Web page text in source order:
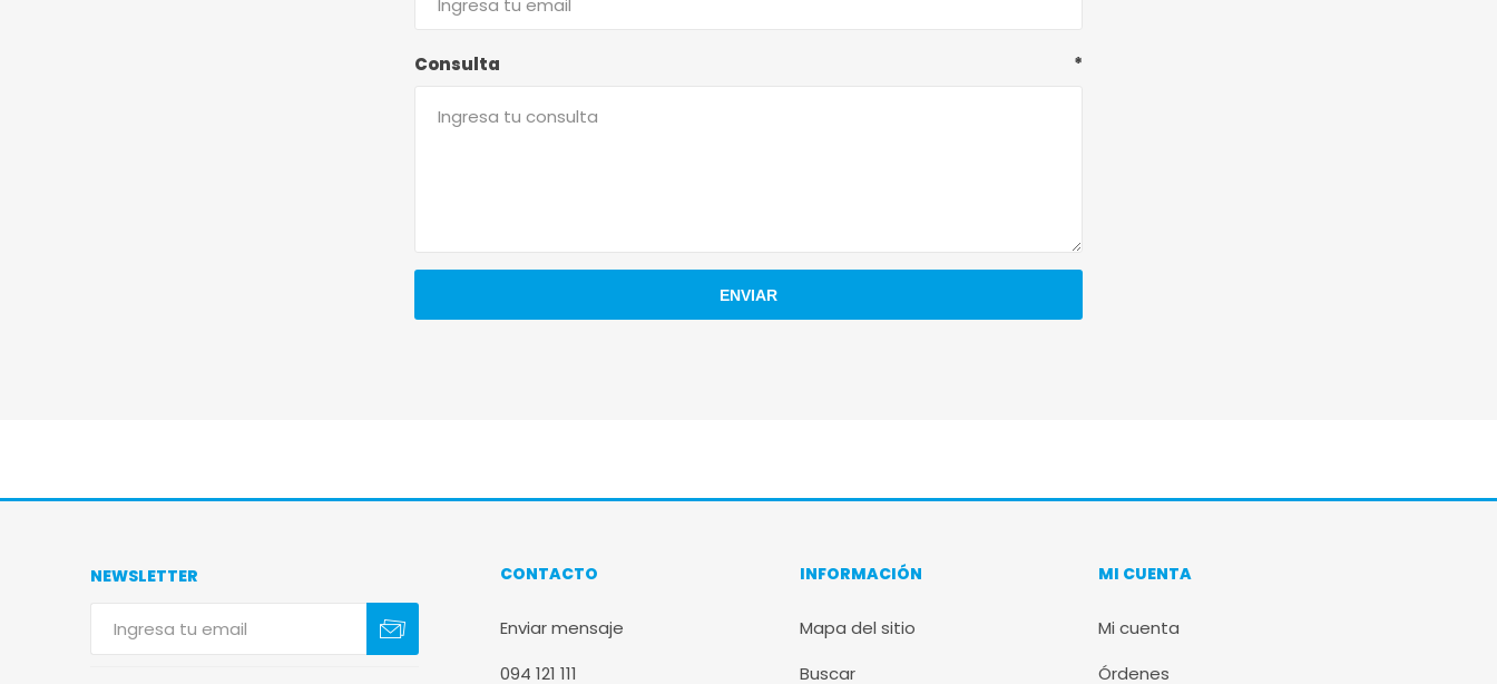
Consulta *
NEWSLETTER CONTACTO
Enviar mensaje
094 121 111
INFORMACIÓN
Mapa del sitio
Buscar
MI CUENTA
Mi cuenta
Órdenes